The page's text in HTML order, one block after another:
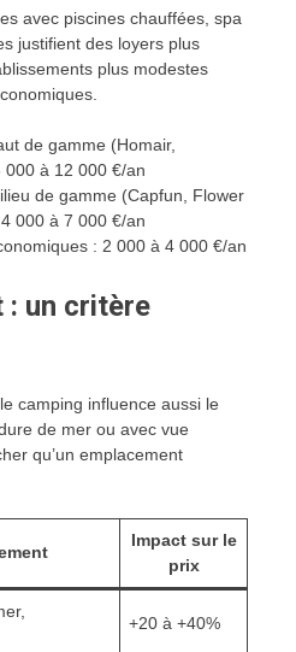
avec piscines chauffées, spa
justifient des loyers plus
plus modestes
de gamme (Homair,
000 à 12 000 €/an
de gamme (Capfun, Flower
000 à 7 000 €/an
: 2 000 à 4 000 €/an
: un critère
camping influence aussi le
de mer ou avec vue
qu’un emplacement
Impact sur le
prix
+20 à +40%